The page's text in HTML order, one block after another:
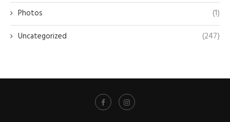
Photos
(1)
Uncategorized
(247)